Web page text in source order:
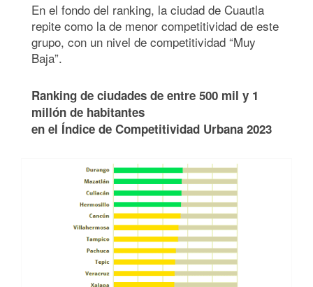
En el fondo del ranking, la ciudad de Cuautla
repite como la de menor competitividad de este
grupo, con un nivel de competitividad “Muy
Baja”.
Ranking de ciudades de entre 500 mil y 1
millón de habitantes
en el Índice de Competitividad Urbana 2023